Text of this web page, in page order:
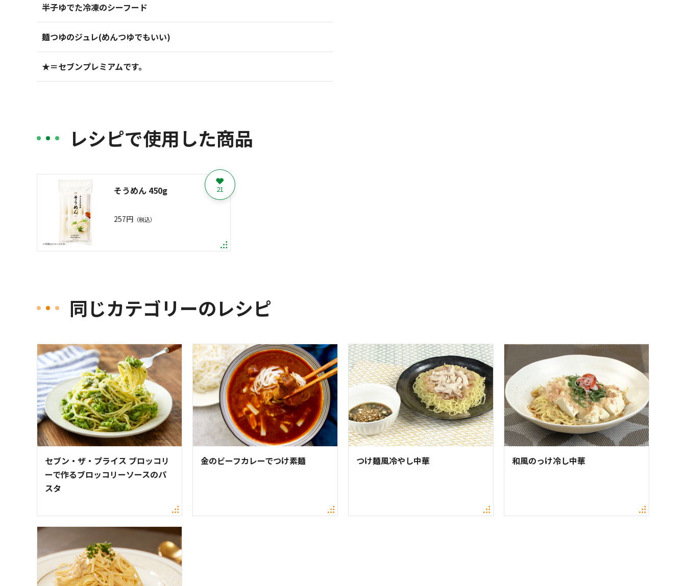
半子ゆでた冷凍のシーフード
麺つゆのジュレ(めんつゆでもいい)
★＝セブンプレミアムです。
レシピで使用した商品
そうめん 450g
257円 （税込）
21
同じカテゴリーのレシピ
セブン・ザ・プライス ブロッコリ
ーで作るブロッコリーソースのパ
スタ
金のビーフカレーでつけ素麺 つけ麺風冷やし中華 和風のっけ冷し中華